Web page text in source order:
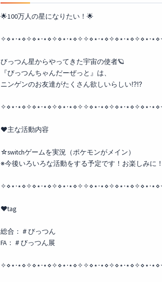
🌟100万人の星になりたい！🌟
びっつん星からやってきた宇宙の使者🪐
『びっつんちゃんだーぜっと』は、
ニンゲンのお友達がたくさん欲しいらしい⁉⁉
♥主な活動内容
☆switchゲームを実況（ポケモンがメイン）
※今後いろいろな活動をする予定です！お楽しみに！
♥tag
総合：＃びっつん
FA：＃びっつん展